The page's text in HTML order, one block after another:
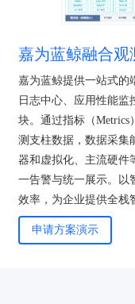
嘉为蓝鲸融合观
嘉为蓝鲸提供一站式的
日志中心、应用性能监
块。通过指标（Metrics
测支柱数据，数据采集
器和虚拟化、主流硬件
一告警与统一展示。以
效率，为企业提供全栈
申请方案演示